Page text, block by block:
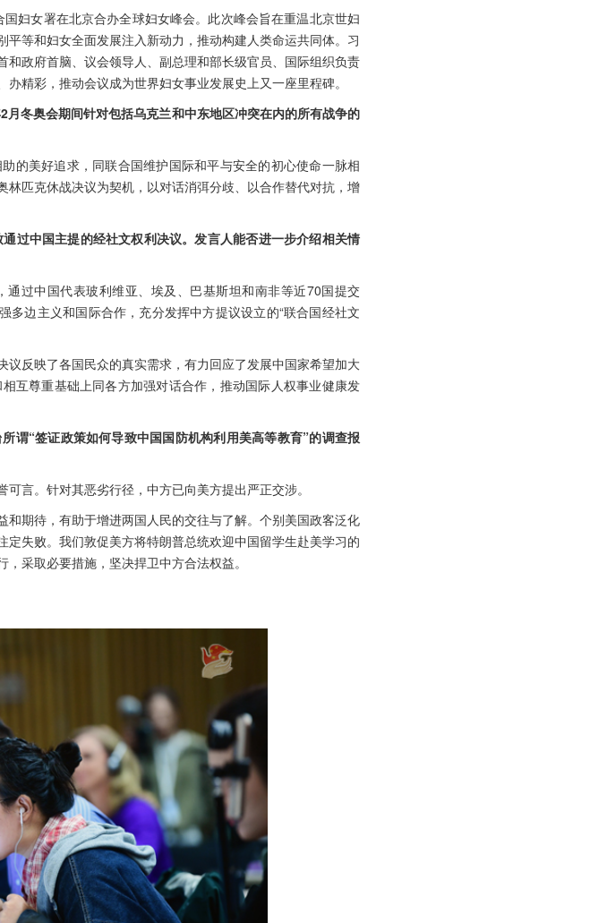
妇女署在北京合办全球妇女峰会。此次峰会旨在重温北京世妇
等和妇女全面发展注入新动力，推动构建人类命运共同体。习
政府首脑、议会领导人、副总理和部长级官员、国际组织负责
精彩，推动会议成为世界妇女事业发展史上又一座里程碑。
冬奥会期间针对包括乌克兰和中东地区冲突在内的所有战争的
的美好追求，同联合国维护国际和平与安全的初心使命一脉相
匹克休战决议为契机，以对话消弭分歧、以合作替代对抗，增
过中国主提的经社文权利决议。发言人能否进一步介绍相关情
过中国代表玻利维亚、埃及、巴基斯坦和南非等近70国提交
多边主义和国际合作，充分发挥中方提议设立的“联合国经社文
反映了各国民众的真实需求，有力回应了发展中国家希望加大
互尊重基础上同各方加强对话合作，推动国际人权事业健康发
谓“签证政策如何导致中国国防机构利用美高等教育”的调查报
言。针对其恶劣行径，中方已向美方提出严正交涉。
期待，有助于增进两国人民的交往与了解。个别美国政客泛化
失败。我们敦促美方将特朗普总统欢迎中国留学生赴美学习的
采取必要措施，坚决捍卫中方合法权益。